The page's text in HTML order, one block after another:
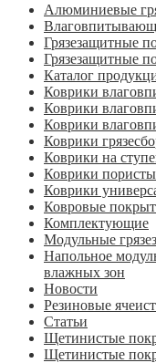
Алюминиевые
Грязезащитные
Грязезащитные
Каталог
Коврики
Коврики
Коврики
Коврики
Коврики на
Коврики
Коврики
Ковровые
Комплектующие
Модульные
Напольное
влажных зон
Новости
Резиновые
Статьи
Щетинистые
Щетинистые